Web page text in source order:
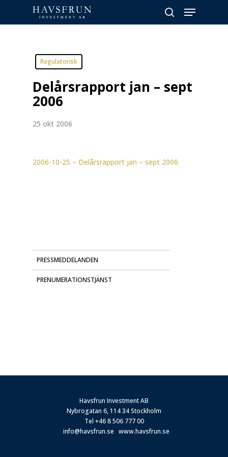
main
search
Menu
Regulatorisk
Delårsrapport jan – sept
2006
25 okt 2006
2006-10-25 – Delårsrapport jan – sept 2006
PRESSMEDDELANDEN
PRENUMERATIONSTJÄNST
Havsfrun Investment AB
Nybrogatan 6, 114 34 Stockholm
Tel +46 8 506 777 00
info@havsfrun.se www.havsfrun.se